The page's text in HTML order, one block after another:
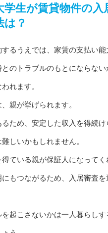
学生が賃貸物件の入
は？
るうえでは、家賃の支払い
のトラブルのもとにならない
れます。
親が挙げられます。
ため、安定した収入を得続け
しいかもしれません。
ている親が保証人になってく
もつながるため、入居審査
起こさないかは一人暮らし